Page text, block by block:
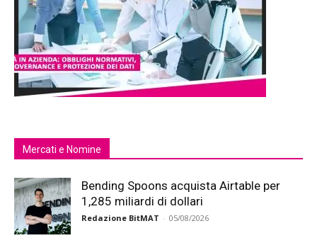
Mercati e Nomine
Bending Spoons acquista Airtable per
1,285 miliardi di dollari
Redazione BitMAT - 05/08/2026